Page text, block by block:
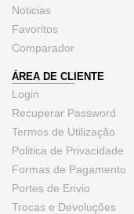
Noticias
Favoritos
Comparador
ÁREA DE CLIENTE
Login
Recuperar Password
Termos de Utilização
Politica de Privacidade
Formas de Pagamento
Portes de Envio
Trocas e Devoluções